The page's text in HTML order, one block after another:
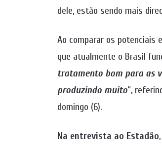
dele, estão sendo mais
Ao comparar os potenciais
que atualmente o Brasil
tratamento bom para as
produzindo muito“,
domingo (6).
Na entrevista ao Estadão